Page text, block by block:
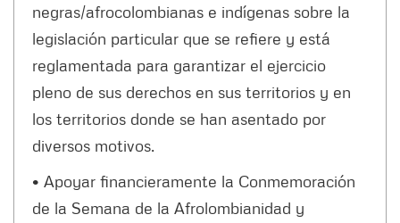
negras/afrocolombianas e indígenas sobre la
legislación particular que se refiere y está
reglamentada para garantizar el ejercicio
pleno de sus derechos en sus territorios y en
los territorios donde se han asentado por
diversos motivos.
• Apoyar financieramente la Conmemoración
de la Semana de la Afrolombianidad y